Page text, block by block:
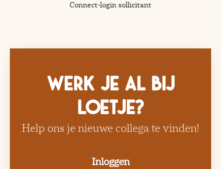
Connect-login sollicitant
Werk je al bij
Loetje?
Help ons je nieuwe collega te vinden!
Inloggen